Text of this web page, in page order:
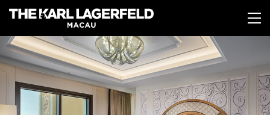
移
至
主